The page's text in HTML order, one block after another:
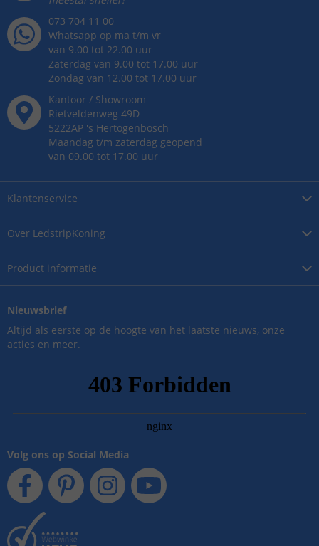
Over LedstripKoning
Product informatie
Klantenservice
073 704 11 00
Whatsapp op ma t/m vr
van 9.00 tot 22.00 uur
Zaterdag van 9.00 tot 17.00 uur
Zondag van 12.00 tot 17.00 uur
Kantoor / Showroom
Rietveldenweg 49D
5222AP 's Hertogenbosch
Maandag t/m zaterdag geopend
van 09.00 tot 17.00 uur
Nieuwsbrief
Altijd als eerste op de hoogte van het laatste nieuws, onze
acties en meer.
Volg ons op Social Media